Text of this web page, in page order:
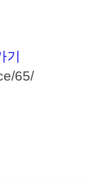
기
65/